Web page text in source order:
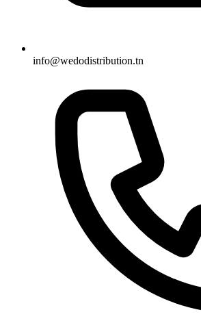
info@wedodistribution.tn